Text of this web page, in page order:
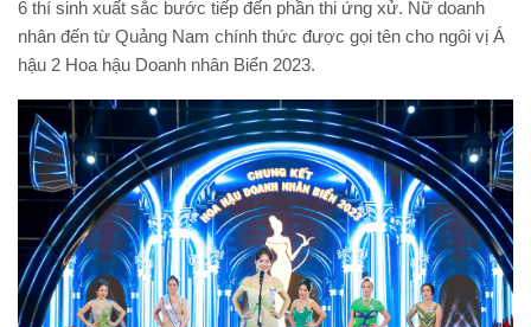
6 thí sinh xuất sắc bước tiếp đến phần thi ứng xử. Nữ doanh
nhân đến từ Quảng Nam chính thức được gọi tên cho ngôi vị Á
hậu 2 Hoa hậu Doanh nhân Biển 2023.